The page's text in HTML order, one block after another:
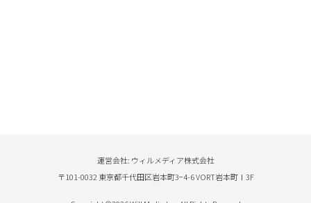
運営会社: ウィルメディア株式会社
〒101-0032 東京都千代田区岩本町3−4-6 VORT岩本町Ⅰ3F